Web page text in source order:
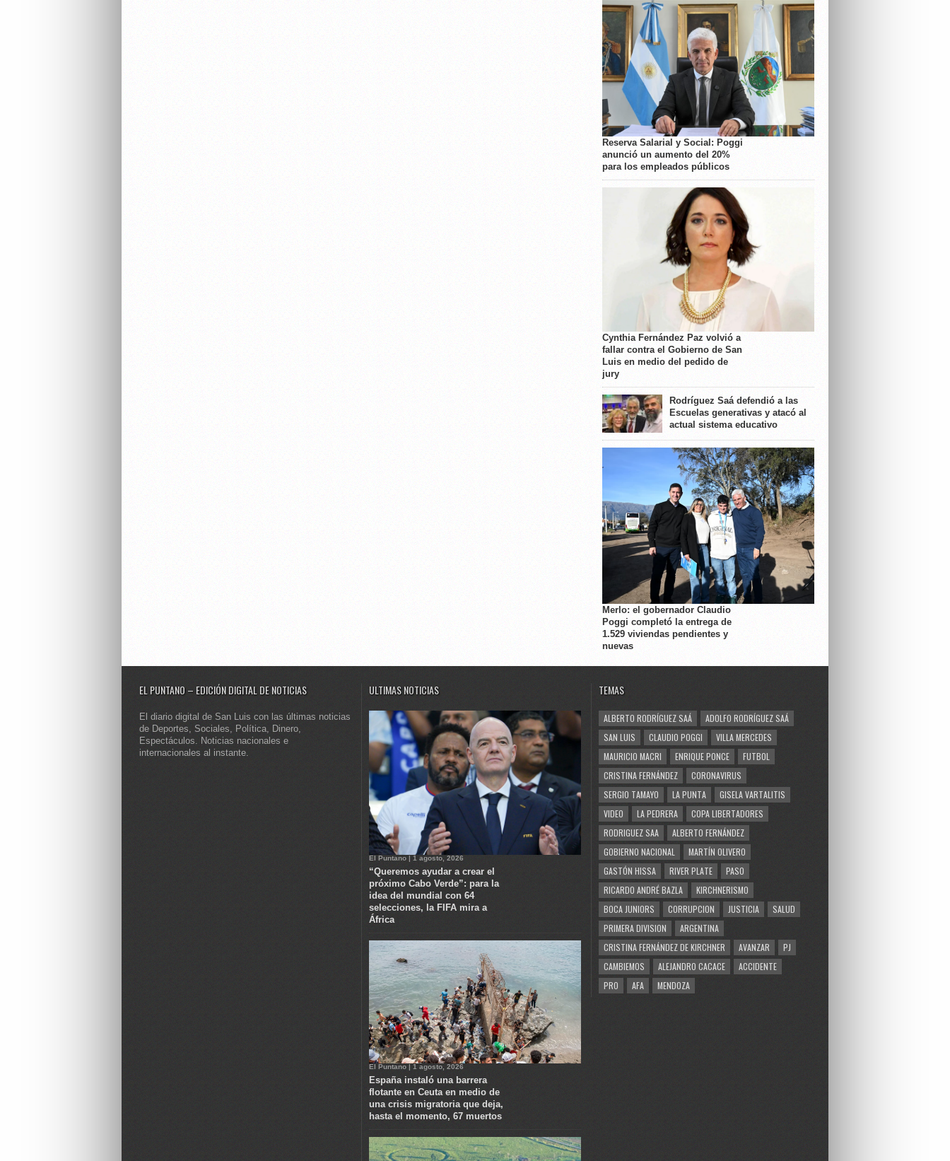
Reserva Salarial y Social: Poggi
anunció un aumento del 20%
para los empleados públicos
Cynthia Fernández Paz volvió a
fallar contra el Gobierno de San
Luis en medio del pedido de
jury
Rodríguez Saá defendió a las
Escuelas generativas y atacó al
actual sistema educativo
Merlo: el gobernador Claudio
Poggi completó la entrega de
1.529 viviendas pendientes y
nuevas
EL PUNTANO – EDICIÓN DIGITAL DE NOTICIAS
El diario digital de San Luis con las últimas noticias
de Deportes, Sociales, Política, Dinero,
Espectáculos. Noticias nacionales e
internacionales al instante.
ULTIMAS NOTICIAS
El Puntano | 1 agosto, 2026
“Queremos ayudar a crear el
próximo Cabo Verde”: para la
idea del mundial con 64
selecciones, la FIFA mira a
África
El Puntano | 1 agosto, 2026
España instaló una barrera
flotante en Ceuta en medio de
una crisis migratoria que deja,
hasta el momento, 67 muertos
TEMAS
ALBERTO RODRÍGUEZ SAÁ
ADOLFO RODRÍGUEZ SAÁ
SAN LUIS
CLAUDIO POGGI
VILLA MERCEDES
MAURICIO MACRI
ENRIQUE PONCE
FUTBOL
CRISTINA FERNÁNDEZ
CORONAVIRUS
SERGIO TAMAYO
LA PUNTA
GISELA VARTALITIS
VIDEO
LA PEDRERA
COPA LIBERTADORES
RODRIGUEZ SAA
ALBERTO FERNÁNDEZ
GOBIERNO NACIONAL
MARTÍN OLIVERO
GASTÓN HISSA
RIVER PLATE
PASO
RICARDO ANDRÉ BAZLA
KIRCHNERISMO
BOCA JUNIORS
CORRUPCION JUSTICIA
SALUD
PRIMERA DIVISION
ARGENTINA
CRISTINA FERNÁNDEZ DE KIRCHNER
AVANZAR
PJ
CAMBIEMOS
ALEJANDRO CACACE
ACCIDENTE
PRO
AFA MENDOZA